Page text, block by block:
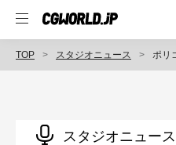
TOP スタジオニュース ポリ
スタジオニュース